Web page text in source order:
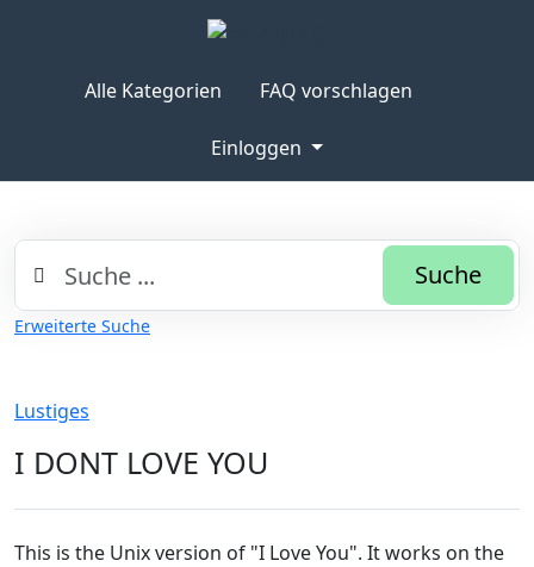
Alle Kategorien FAQ vorschlagen
Einloggen
Suche
Erweiterte Suche
Lustiges
I DONT LOVE YOU
This is the Unix version of "I Love You". It works on the